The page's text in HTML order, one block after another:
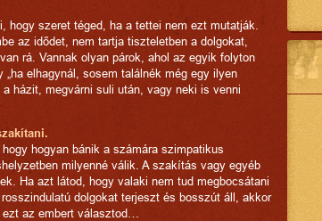
szeret téged, ha a tettei nem ezt mutatják.
az idődet, nem tartja tiszteletben a dolgokat,
rá. Vannak olyan párok, ahol az egyik folyton
„ha elhagynál, sosem találnék még egy ilyen
házit, megvárni suli után, vagy neki is venni
hogyan bánik a számára szimpatikus
milyenné válik. A szakítás vagy egyéb
Ha azt látod, hogy valaki nem tud megbocsátani
dolgokat terjeszt és bosszút áll, akkor
az embert választod…